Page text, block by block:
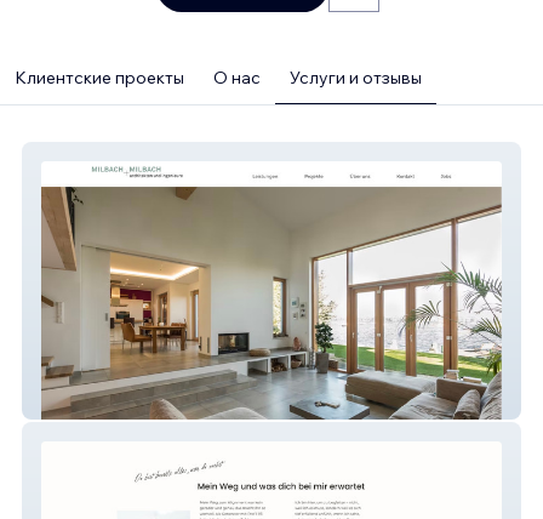
Клиентские проекты О нас Услуги и отзывы
Milbach + Milbach